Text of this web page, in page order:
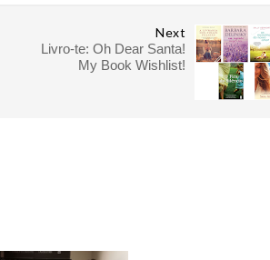
Next
Livro-te: Oh Dear Santa!
My Book Wishlist!